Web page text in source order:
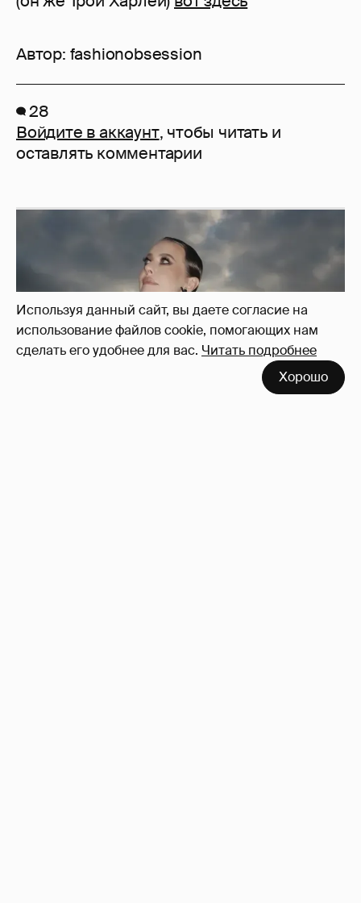
Используя данный сайт, вы даете согласие на
использование файлов cookie, помогающих нам
сделать его удобнее для вас. Читать подробнее
Хорошо
Автор: fashionobsession
28
Войдите в аккаунт, чтобы читать и
оставлять комментарии